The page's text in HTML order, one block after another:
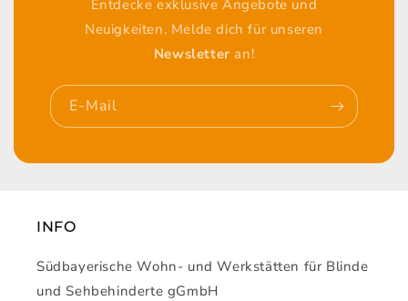
Entdecke exklusive Angebote und
Neuigkeiten. Melde dich für unseren
Newsletter an!
E-Mail
INFO
Südbayerische Wohn- und Werkstätten für Blinde
und Sehbehinderte gGmbH